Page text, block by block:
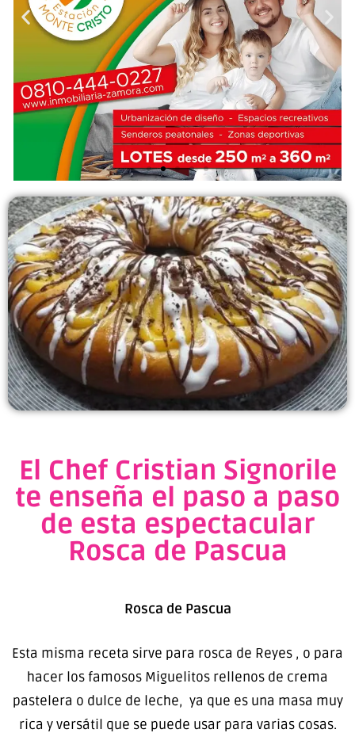
El Chef Cristian Signorile
te enseña el paso a paso
de esta espectacular
Rosca de Pascua
Rosca de Pascua
Esta misma receta sirve para rosca de Reyes , o para
hacer los famosos Miguelitos rellenos de crema
pastelera o dulce de leche, ya que es una masa muy
rica y versátil que se puede usar para varias cosas.